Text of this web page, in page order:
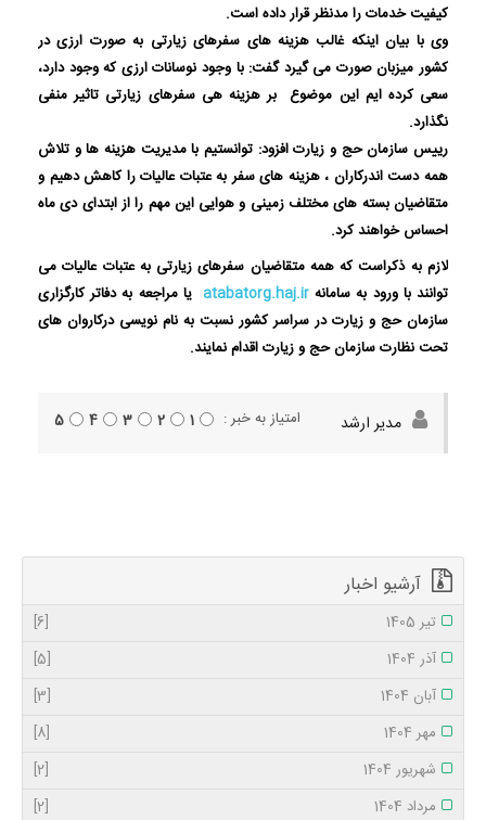
کیفیت خدمات را مدنظر قرار داده است.
وی با بیان اینکه غالب هزینه های سفرهای زیارتی به صورت ارزی در
کشور میزبان صورت می گیرد گفت: با وجود نوسانات ارزی که وجود دارد،
سعی کرده ایم این موضوع بر هزینه هی سفرهای زیارتی تاثیر منفی
نگذارد.
رییس سازمان حج و زیارت افزود: توانستیم با مدیریت هزینه ها و تلاش
همه دست اندرکاران ، هزینه های سفر به عتبات عالیات را کاهش دهیم و
متقاضیان بسته های مختلف زمینی و هوایی این مهم را از ابتدای دی ماه
احساس خواهند کرد.
لازم به ذکراست که همه متقاضیان سفرهای زیارتی به عتبات عالیات می
توانند با ورود به سامانهatabatorg.haj.ir
یا مراجعه به دفاتر کارگزاری
سازمان حج و زیارت در سراسر کشور نسبت به نام نویسی درکاروان های
تحت نظارت سازمان حج و زیارت اقدام نمایند.
مدیر ارشد امتیاز به خبر : 1
2
3
4
5
آرشیو اخبار
تیر 1405
[6]
آذر 1404
[5]
آبان 1404
[3]
مهر 1404
[8]
شهریور 1404
[2]
مرداد 1404
[2]